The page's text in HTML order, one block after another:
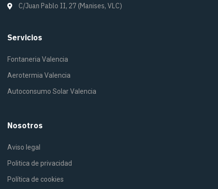
C/Juan Pablo II, 27 (Manises, VLC)
Servicios
Fontaneria Valencia
Aerotermia Valencia
Autoconsumo Solar Valencia
Nosotros
Aviso legal
Politica de privacidad
Política de cookies